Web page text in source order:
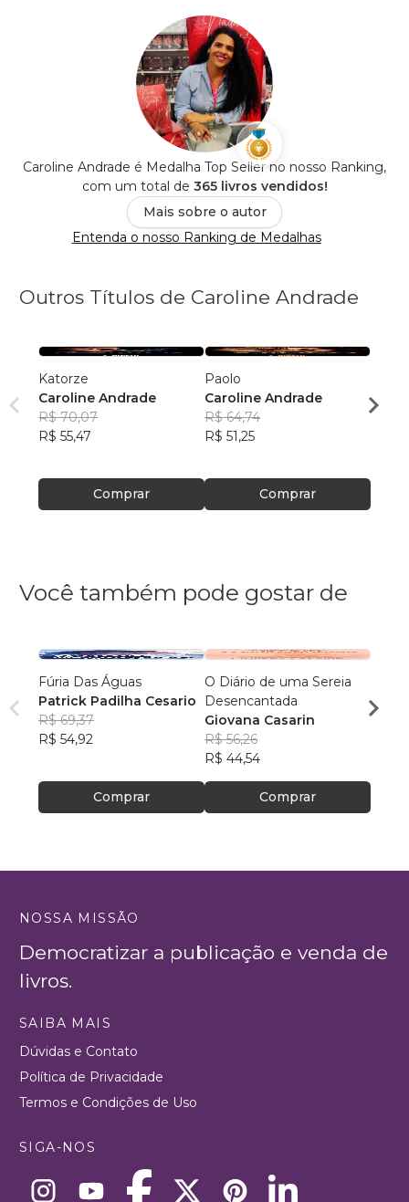
Caroline Andrade é Medalha Top Seller no nosso Ranking,
com um total de 365 livros vendidos!
Mais sobre o autor
Entenda o nosso Ranking de Medalhas
Outros Títulos de Caroline Andrade
Katorze
Caroline Andrade
R$ 70,07
R$ 55,47
Comprar
Paolo
Caroline Andrade
R$ 64,74
R$ 51,25
Comprar
R$
Você também pode gostar de
Fúria Das Águas
Patrick Padilha Cesario
R$ 69,37
R$ 54,92
Comprar
O Diário de uma Sereia
Desencantada
Giovana Casarin
R$ 56,26
R$ 44,54
Comprar
R$
NOSSA MISSÃO
Democratizar a publicação e venda de
livros.
SAIBA MAIS
Dúvidas e Contato
Política de Privacidade
Termos e Condições de Uso
SIGA-NOS